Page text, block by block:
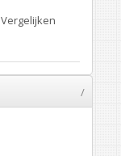
Vergelijken
/